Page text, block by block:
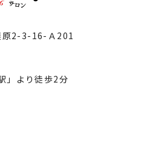
原2-3-16-Ａ201
」より徒歩2分